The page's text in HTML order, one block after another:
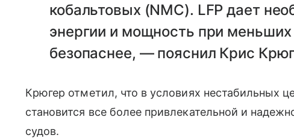
кобальтовых (NMC). LFP дает
энергии и мощность при меньших
безопаснее, — пояснил Крис
Крюгер отметил, что в условиях нестабильных
становится все более привлекательной и
судов.